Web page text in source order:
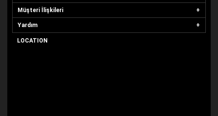
Müşteri İlişkileri
Yardım
LOCATION